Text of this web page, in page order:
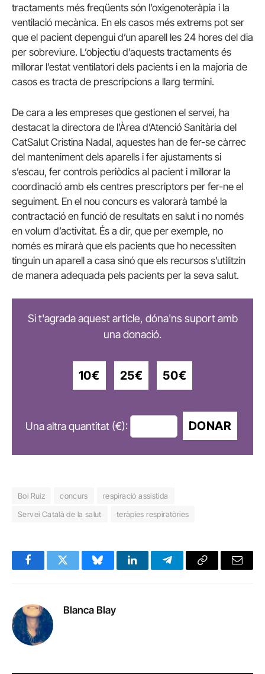
tractaments més freqüents són l’oxigenoteràpia i la
ventilació mecànica. En els casos més extrems pot ser
que el pacient depengui d’un aparell les 24 hores del dia
per sobreviure. L’objectiu d’aquests tractaments és
millorar l’estat ventilatori dels pacients i en la majoria de
casos es tracta de prescripcions a llarg termini.
De cara a les empreses que gestionen el servei, ha
destacat la directora de l’Àrea d’Atenció Sanitària del
CatSalut Cristina Nadal, aquestes han de fer-se càrrec
del manteniment dels aparells i fer ajustaments si
s’escau, fer controls periòdics al pacient i millorar la
coordinació amb els centres prescriptors per fer-ne el
seguiment. En el nou concurs es valorarà també la
contractació en funció de resultats en salut i no només
en volum d’activitat. És a dir, que per exemple, no
només es mirarà que els pacients que ho necessiten
tinguin un aparell a casa sinó que els recursos s’utilitzin
de manera adequada pels pacients per la seva salut.
Si t'agrada aquest article, dóna'ns suport amb
una donació.
10€ 25€ 50€
Una altra quantitat (€): DONAR
Boi Ruiz concurs
respiració assistida
Servei Català de la salut
teràpies respiratòries
FacebookTwitter BlueskyLinkedInTelegramCopy
Email
Blanca Blay